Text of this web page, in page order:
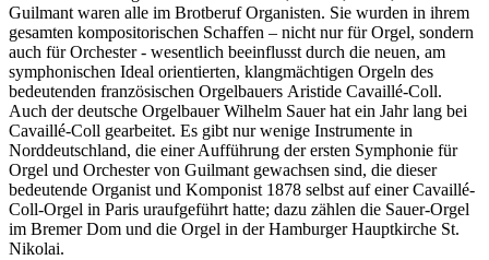
Guilmant waren alle im Brotberuf Organisten. Sie wurden in ihrem
gesamten kompositorischen Schaffen – nicht nur für Orgel, sondern
auch für Orchester - wesentlich beeinflusst durch die neuen, am
symphonischen Ideal orientierten, klangmächtigen Orgeln des
bedeutenden französischen Orgelbauers Aristide Cavaillé-Coll.
Auch der deutsche Orgelbauer Wilhelm Sauer hat ein Jahr lang bei
Cavaillé-Coll gearbeitet. Es gibt nur wenige Instrumente in
Norddeutschland, die einer Aufführung der ersten Symphonie für
Orgel und Orchester von Guilmant gewachsen sind, die dieser
bedeutende Organist und Komponist 1878 selbst auf einerCavaillé-
Coll-Orgel in Paris uraufgeführt hatte; dazu zählen die Sauer-Orgel
im Bremer Dom und die Orgel in der Hamburger Hauptkirche St.
Nikolai.